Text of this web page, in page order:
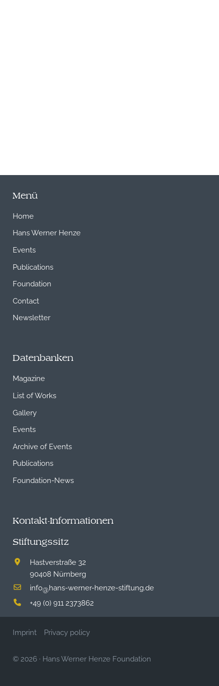
Menü
Home
Hans Werner Henze
Events
Publications
Foundation
Contact
Newsletter
Datenbanken
Magazine
List of Works
Gallery
Events
Archive of Events
Publications
Foundation-News
Kontakt-Informationen
Stiftungssitz
Hastverstraße 32
90408 Nürnberg
info@hans-werner-henze-stiftung.de
+49 (0) 911 2373862
Imprint Privacy policy
© 2026 · Hans Werner Henze Foundation